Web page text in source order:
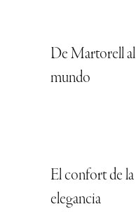
De Martorell al
mundo
El confort de la
elegancia